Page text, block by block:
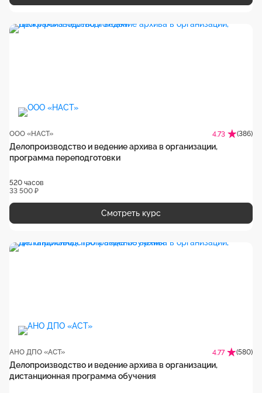
ООО «НАСТ» 4.73 (386)
Делопроизводство и ведение архива в организации,
программа переподготовки
520 часов
33 500 ₽
Смотреть курс
АНО ДПО «АСТ» 4.77 (580)
Делопроизводство и ведение архива в организации,
дистанционная программа обучения